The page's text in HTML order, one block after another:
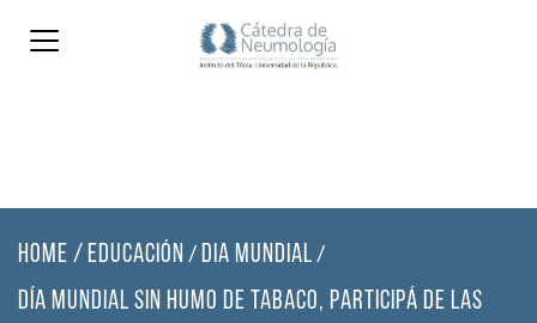
HOME / EDUCACIÓN / DIA MUNDIAL /
DÍA MUNDIAL SIN HUMO DE TABACO, PARTICIPÁ DE LAS